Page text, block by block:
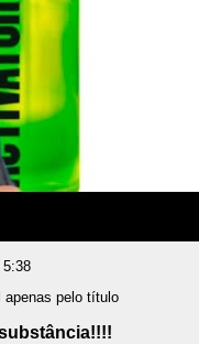
5:38
apenas pelo título